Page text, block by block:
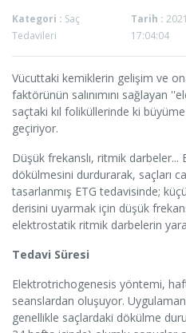
Kategori : Saç
Tedavileri
Tarih :
17:04:04
Vücuttaki kemiklerin gelişim ve
faktörünün salınımını sağlayan
saçtaki kıl foliküllerinde ki
geçiriyor.
Düşük frekanslı, ritmik darbeler...
dökülmesini durdurarak, saçları
tasarlanmış ETG tedavisinde;
derisini uyarmak için düşük
elektrostatik ritmik darbelerin
Tedavi Süresi
Elektrotrichogenesis yöntemi,
seanslardan oluşuyor.
genellikle saçlardaki dökülme